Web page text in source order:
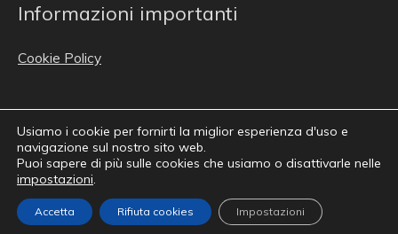
Informazioni importanti
Cookie Policy
Copyright © 2011-2026 Il Mio Primo Quotidiano
Webmaster :
Jaume Garcia
Usiamo i cookie per fornirti la miglior esperienza d'uso e
navigazione sul nostro sito web.
Puoi sapere di più sulle cookies che usiamo o disattivarle nelle
impostazioni.
Accetta Rifiuta cookies Impostazioni